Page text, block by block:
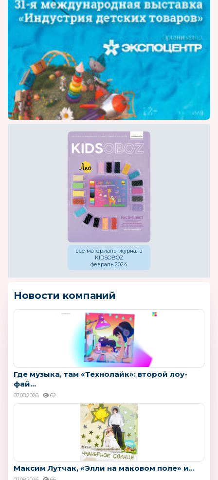
все материалы журнала
KIDSOBOZ
февраль 2024
Новости компаний
Где музыка, там «Технолайк»: второй лоу-
фай...
07.08.2026 62
Максим Лутчак, «Элли на маковом поле» и...